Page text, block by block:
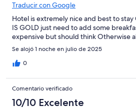
Traducir con Google
Hotel is extremely nice and best to
IS GOLD just need to add some
expensive but should think Otherwise
Se alojó 1 noche en julio de 2025
0
Comentario verificado
10/10 Excelente